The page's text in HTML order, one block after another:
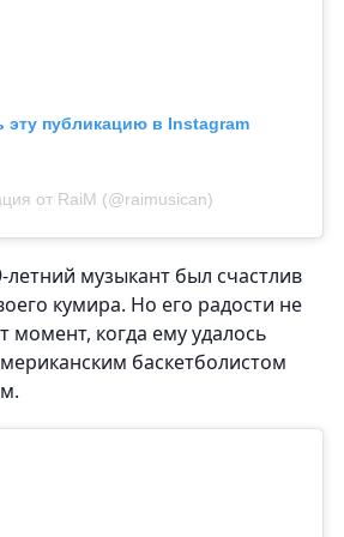
эту публикацию в Instagram
от RaiM (@raimusican)
летний музыкант был счастлив
кумира. Но его радости не
момент, когда ему удалось
баскетболистом